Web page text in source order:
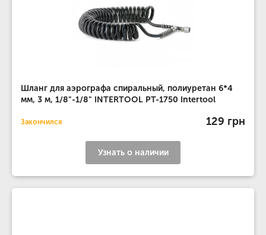
Шланг для аэрографа спиральный, полиуретан 6*4
мм, 3 м, 1/8"-1/8" INTERTOOL PT-1750 Intertool
Закончился 129 грн
Узнать о наличии